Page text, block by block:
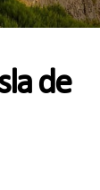
de